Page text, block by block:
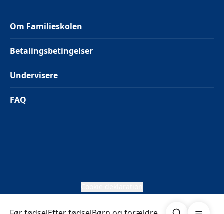
Søg
Om Familieskolen
Betalingsbetingelser
Undervisere
FAQ